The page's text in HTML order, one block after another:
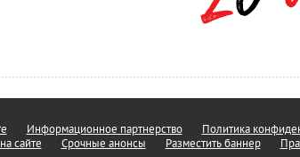
Информационное партнерство Политика
сайте
Срочные анонсы Разместить баннер